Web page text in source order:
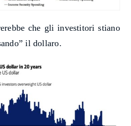
che gli investitori stiano
il dollaro.